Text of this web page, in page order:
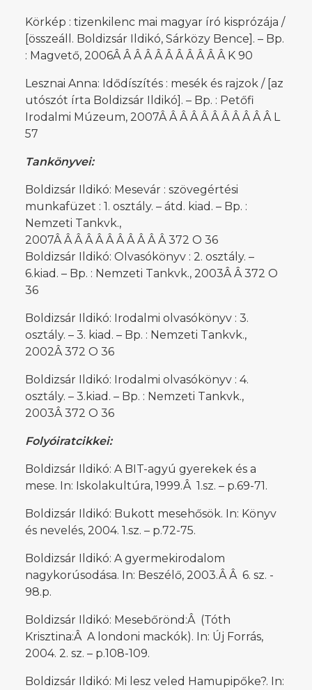
Körkép : tizenkilenc mai magyar író kisprózája /
[összeáll. Boldizsár Ildikó, Sárközy Bence]. – Bp.
: Magvető, 2006Â Â Â Â Â Â Â Â Â Â Â K 90
Lesznai Anna: Idődíszítés : mesék és rajzok / [az
utószót írta Boldizsár Ildikó]. – Bp. : Petőfi
Irodalmi Múzeum, 2007Â Â Â Â Â Â Â Â Â Â Â L
57
Tankönyvei:
Boldizsár Ildikó: Mesevár : szövegértési
munkafüzet : 1. osztály. – átd. kiad. – Bp. :
Nemzeti Tankvk.,
2007Â Â Â Â Â Â Â Â Â Â Â 372 O 36
Boldizsár Ildikó: Olvasókönyv : 2. osztály. –
6.kiad. – Bp. : Nemzeti Tankvk., 2003Â Â 372 O
36
Boldizsár Ildikó: Irodalmi olvasókönyv : 3.
osztály. – 3. kiad. – Bp. : Nemzeti Tankvk.,
2002Â 372 O 36
Boldizsár Ildikó: Irodalmi olvasókönyv : 4.
osztály. – 3.kiad. – Bp. : Nemzeti Tankvk.,
2003Â 372 O 36
Folyóiratcikkei:
Boldizsár Ildikó: A BIT-agyú gyerekek és a
mese. In: Iskolakultúra, 1999.Â 1.sz. – p.69-71.
Boldizsár Ildikó: Bukott mesehősök. In: Könyv
és nevelés, 2004. 1.sz. – p.72-75.
Boldizsár Ildikó: A gyermekirodalom
nagykorúsodása. In: Beszélő, 2003.Â Â 6. sz. -
98.p.
Boldizsár Ildikó: Mesebőrönd:Â (Tóth
Krisztina:Â A londoni mackók). In: Új Forrás,
2004. 2. sz. – p.108-109.
Boldizsár Ildikó: Mi lesz veled Hamupipőke?. In: